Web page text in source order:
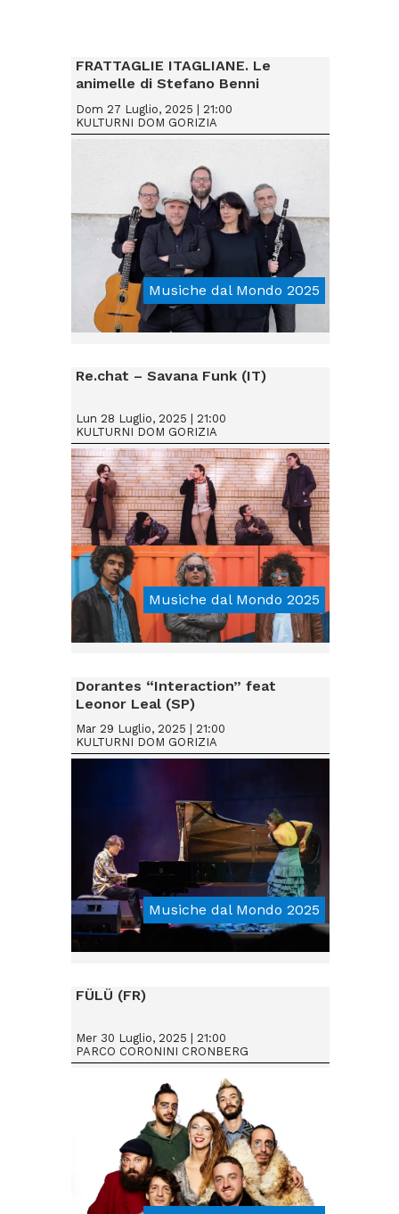
FRATTAGLIE ITAGLIANE. Le
animelle di Stefano Benni
Musiche dal Mondo 2025
Dom 27 Luglio, 2025 | 21:00
KULTURNI DOM GORIZIA
Re.chat – Savana Funk (IT)
Musiche dal Mondo 2025
Lun 28 Luglio, 2025 | 21:00
KULTURNI DOM GORIZIA
Dorantes “Interaction” feat
Leonor Leal (SP)
Musiche dal Mondo 2025
Mar 29 Luglio, 2025 | 21:00
KULTURNI DOM GORIZIA
FÜLÜ (FR)
Mer 30 Luglio, 2025 | 21:00
PARCO CORONINI CRONBERG